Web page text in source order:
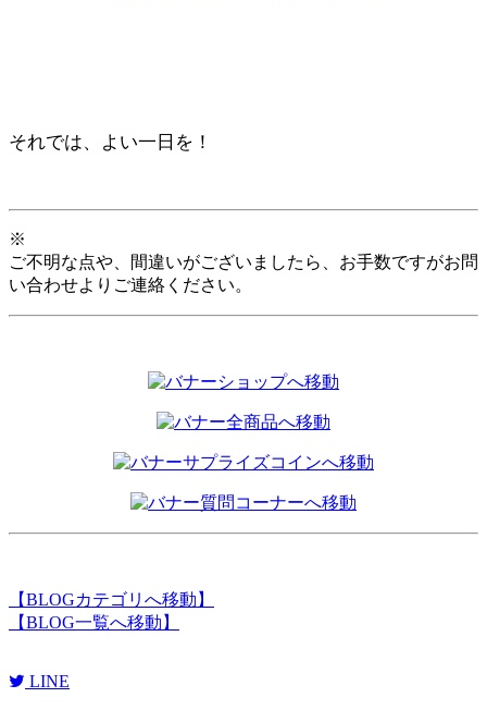
それでは、よい一日を！
※
ご不明な点や、間違いがございましたら、お手数ですがお問
い合わせよりご連絡ください。
【BLOGカテゴリへ移動 】
【BLOG一覧へ移動 】
LINE